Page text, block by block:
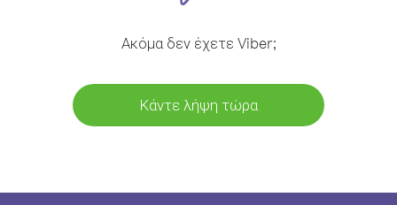
Ακόμα δεν έχετε Viber;
Κάντε λήψη τώρα